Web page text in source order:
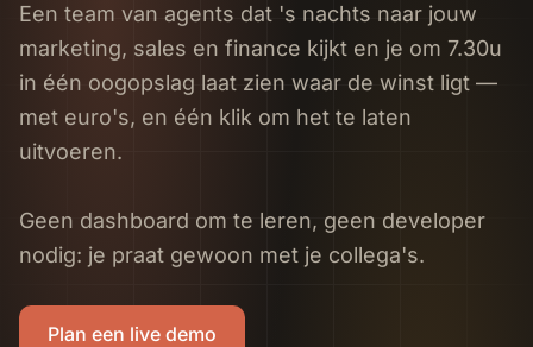
Een team van agents dat 's nachts naar jouw
marketing, sales en finance kijkt en je om 7.30u
in één oogopslag laat zien waar de winst ligt —
met euro's, en één klik om het te laten
uitvoeren.
Geen dashboard om te leren, geen developer
nodig: je praat gewoon met je collega's.
Plan een live demo